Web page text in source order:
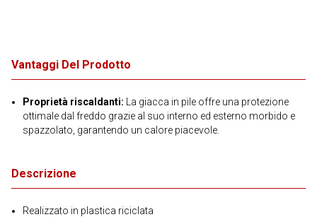
Vantaggi Del Prodotto
Proprietà riscaldanti: La giacca in pile offre una protezione
ottimale dal freddo grazie al suo interno ed esterno morbido e
spazzolato, garantendo un calore piacevole.
Descrizione
Realizzato in plastica riciclata